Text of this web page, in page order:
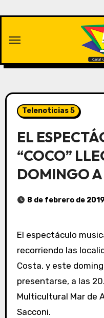
contenido
Telenoticias 5
EL
“COCO”
DOMINGO
8 de febrero de 2019
El espectáculo musical “Coco” continúa
recorriendo las
Costa, y este
presentarse, a las
Multicultural Mar de
Sacconi.